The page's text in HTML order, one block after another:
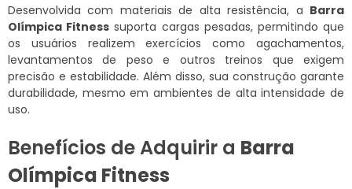
Desenvolvida com materiais de alta resistência, a Barra
Olímpica Fitness suporta cargas pesadas, permitindo que
os usuários realizem exercícios como agachamentos,
levantamentos de peso e outros treinos que exigem
precisão e estabilidade. Além disso, sua construção garante
durabilidade, mesmo em ambientes de alta intensidade de
uso.
Benefícios de Adquirir a Barra
Olímpica Fitness